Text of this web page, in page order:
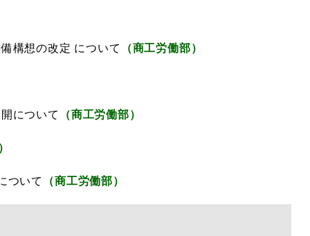
構想の改定 について （商工労働部）
について （商工労働部）
ついて （商工労働部）